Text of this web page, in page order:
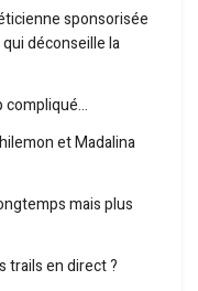
sponsorisée
déconseille la
compliqué…
et Madalina
mais plus
trails en direct ?